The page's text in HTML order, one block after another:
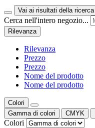
Vai ai risultati della ricerca
Cerca nell'intero negozio...
Rilevanza
Rilevanza
Prezzo
Prezzo
Nome del prodotto
Nome del prodotto
Colori
Gamma di colori
CMYK
Colori